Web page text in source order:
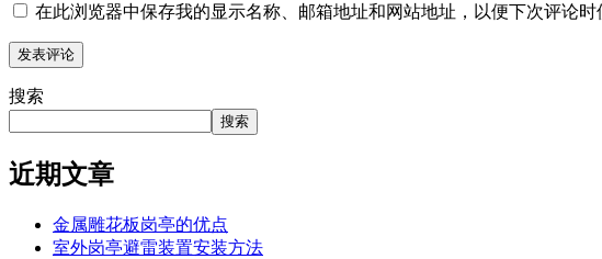
在此浏览器中保存我的显示名称、邮箱地址和网站地址，以便下次评论时
搜索
搜索
近期文章
金属雕花板岗亭的优点
室外岗亭避雷装置安装方法